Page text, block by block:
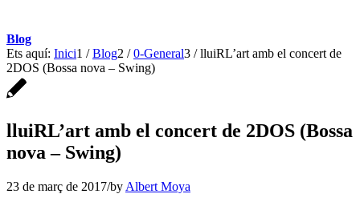
Blog
Ets aquí: Inici1 / Blog2 / 0-General3 / lluiRL’art amb el concert de
2DOS (Bossa nova – Swing)
lluiRL’art amb el concert de 2DOS (Bossa
nova – Swing)
23 de març de 2017/by Albert Moya